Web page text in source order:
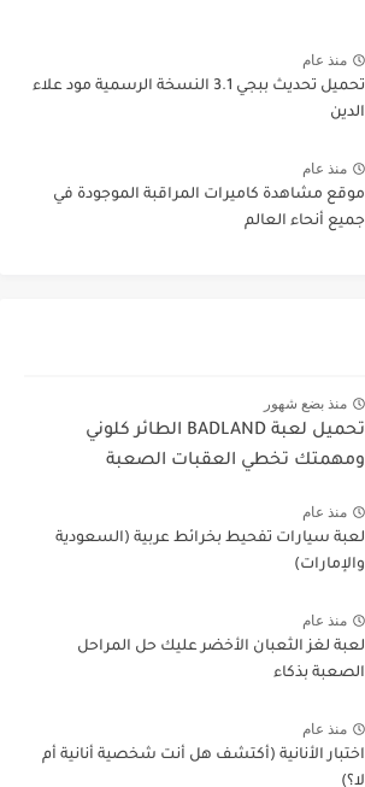
منذ عام
تحميل تحديث ببجي 3.1 النسخة الرسمية مود علاء
الدين
منذ عام
موقع مشاهدة كاميرات المراقبة الموجودة في
جميع أنحاء العالم
منذ بضع شهور
تحميل لعبة BADLAND الطائر كلوني
ومهمتك تخطي العقبات الصعبة
منذ عام
لعبة سيارات تفحيط بخرائط عربية (السعودية
والإمارات)
منذ عام
لعبة لغز الثعبان الأخضر عليك حل المراحل
الصعبة بذكاء
منذ عام
اختبار الأنانية (أكتشف هل أنت شخصية أنانية أم
لا؟)